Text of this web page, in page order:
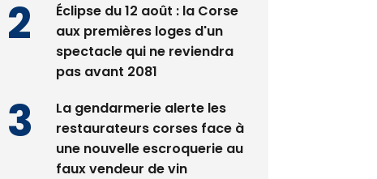
Éclipse du 12 août : la Corse
aux premières loges d'un
spectacle qui ne reviendra
pas avant 2081
La gendarmerie alerte les
restaurateurs corses face à
une nouvelle escroquerie au
faux vendeur de vin